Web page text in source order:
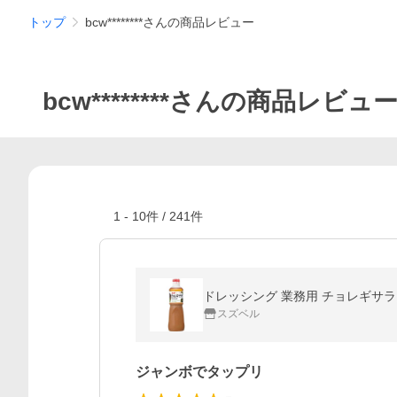
トップ bcw********さんの商品レビュー
bcw********さんの商品レビュー
1 - 10件 / 241件
ドレッシング 業務用 チョレギサ
スズベル
ジャンボでタップリ